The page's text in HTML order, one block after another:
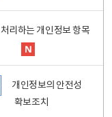
처리하는 개인정보 항목
개인정보의 안전성
확보조치